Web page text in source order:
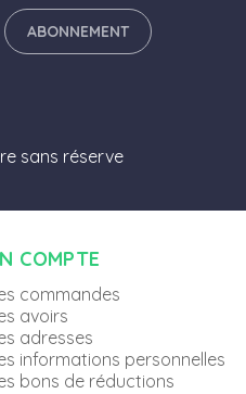
ABONNEMENT
sans réserve
COMPTE
commandes
avoirs
adresses
informations personnelles
bons de réductions